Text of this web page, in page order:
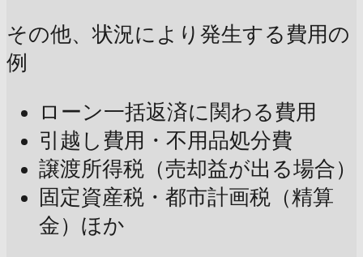
その他、状況により発生する費用の
例
ローン一括返済に関わる費用
引越し費用・不用品処分費
譲渡所得税（売却益が出る場合）
固定資産税・都市計画税（精算
金）ほか